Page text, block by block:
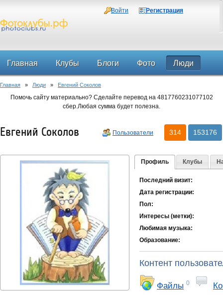
Войти Регистрация
Главная Клубы Блоги Фото Люди
Форум
Главная » Люди » Евгений Соколов
Помочь сайту материально? Сделайте перевод на 4817760231077102
сбер.Любая сумма будет полезна.
314 153176
Пользователи
Евгений Соколов
Профиль Клубы
Последний визит:
Дата регистрации:
Пол:
Интересы (метки):
Любимая музыка:
Образование:
Контент
Файлы 0